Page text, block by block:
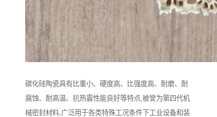
碳化硅陶瓷具有比重小、硬度高、比强度高、耐磨、耐
腐蚀、耐高温、抗热震性能良好等特点,被誉为第四代机
械密封材料,广泛用于各类特殊工况条件下工业设备和装